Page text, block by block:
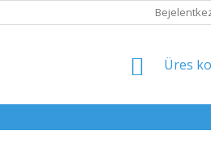
KOSÁR
Üres